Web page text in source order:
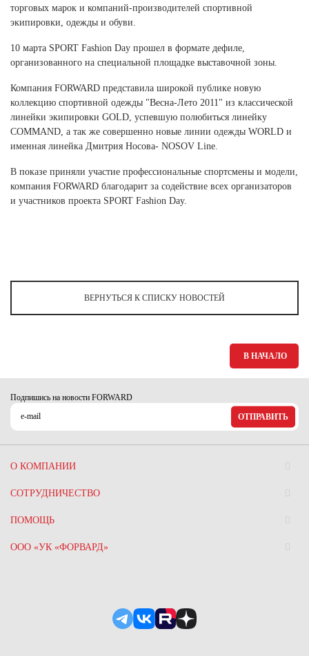
торговых марок и компаний-производителей спортивной
экипировки, одежды и обуви.
10 марта SPORT Fashion Day прошел в формате дефиле,
организованного на специальной площадке выставочной зоны.
Компания FORWARD представила широкой публике новую
коллекцию спортивной одежды "Весна-Лето 2011" из классической
линейки экипировки GOLD, успевшую полюбиться линейку
COMMAND, а так же совершенно новые линии одежды WORLD и
именная линейка Дмитрия Носова- NOSOV Line.
В показе приняли участие профессиональные спортсмены и модели,
компания FORWARD благодарит за содействие всех организаторов
и участников проекта SPORT Fashion Day.
ВЕРНУТЬСЯ К СПИСКУ НОВОСТЕЙ
В НАЧАЛО
Подпишись на новости FORWARD
ОТПРАВИТЬ
О КОМПАНИИ
СОТРУДНИЧЕСТВО
ПОМОЩЬ
ООО «УК «ФОРВАРД»